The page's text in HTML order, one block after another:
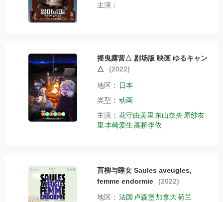
主演：
摇曳露营△ 剧场版 映画 ゆるキャン
△
(2022)
地区：
日本
类型： 动画
主演： 花守由美里 东山奈央 原纱友
里 丰崎爱生高桥李依
盲柳与睡女 Saules aveugles,
femme endormie
(2022)
地区： 法国 卢森堡 加拿大荷兰